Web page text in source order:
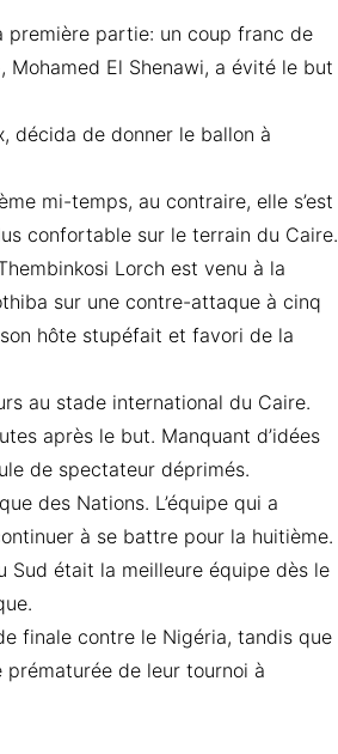
première partie: un coup franc de
El Shenawi, a évité le but
décida de donner le ballon à
mi-temps, au contraire, elle s’est
confortable sur le terrain du Caire.
Lorch est venu à la
sur une contre-attaque à cinq
hôte stupéfait et favori de la
au stade international du Caire.
après le but. Manquant d’idées
de spectateur déprimés.
des Nations. L’équipe qui a
à se battre pour la huitième.
Sud était la meilleure équipe dès le
finale contre le Nigéria, tandis que
prématurée de leur tournoi à